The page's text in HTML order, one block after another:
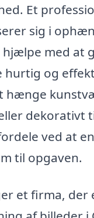
Et
sig i
hjælpe med at
hurtig og
hænge
dekorativt
ved at
til opgaven.
et firma, der